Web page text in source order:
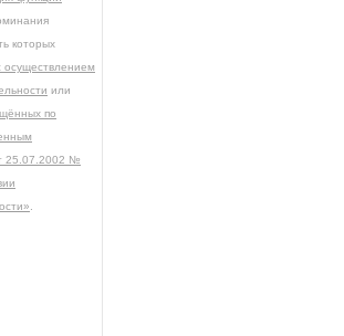
которых
осуществлением
или
по
25.07.2002 №